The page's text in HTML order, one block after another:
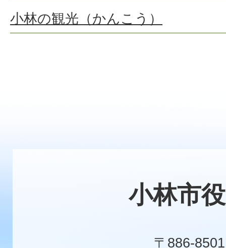
小林の観光（かんこう）
小林市
〒886-8501